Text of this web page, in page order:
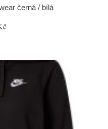
černá / bílá